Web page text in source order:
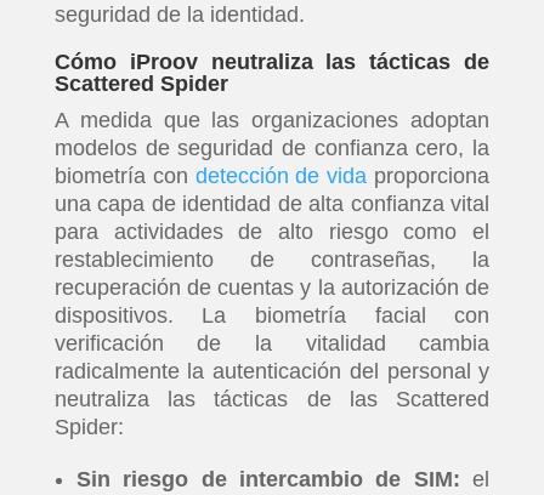
seguridad de la identidad.
Cómo iProov neutraliza las tácticas de
Scattered Spider
A medida que las organizaciones adoptan
modelos de seguridad de confianza cero, la
biometría con detección de vida proporciona
una capa de identidad de alta confianza vital
para actividades de alto riesgo como el
restablecimiento de contraseñas, la
recuperación de cuentas y la autorización de
dispositivos. La biometría facial con
verificación de la vitalidad cambia
radicalmente la autenticación del personal y
neutraliza las tácticas de las Scattered
Spider:
Sin riesgo de intercambio de SIM: el